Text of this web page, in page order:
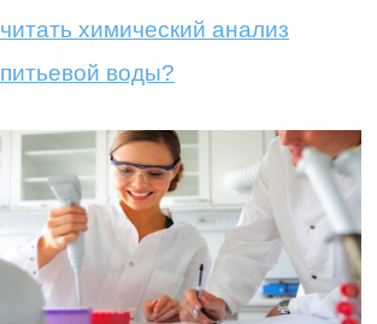
читать химический анализ
питьевой воды?